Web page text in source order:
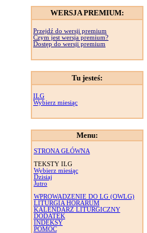
WERSJA PREMIUM:
Przejdź do wersji premium
Czym jest wersja premium?
Dostęp do wersji premium
Tu jesteś:
ILG
Wybierz miesiąc
Menu:
STRONA GŁÓWNA
TEKSTY ILG
Wybierz miesiąc
Dzisiaj
Jutro
WPROWADZENIE DO LG (OWLG)
LITURGIA HORARUM
KALENDARZ LITURGICZNY
DODATEK
INDEKSY
POMOC